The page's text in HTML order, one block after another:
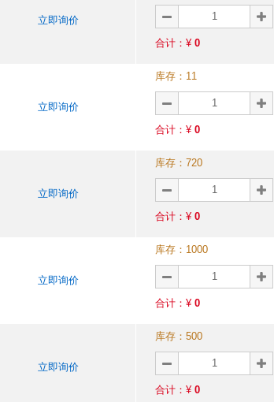
立即询价
合计：¥ 0
立即询价
库存： 11
合计：¥ 0
立即询价
库存： 720
合计：¥ 0
立即询价
库存： 1000
合计：¥ 0
立即询价
库存： 500
合计：¥ 0